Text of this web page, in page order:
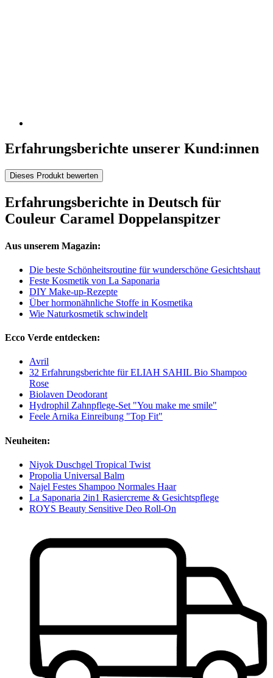
Erfahrungsberichte unserer Kund:innen
Dieses Produkt bewerten
Erfahrungsberichte in Deutsch für
Couleur Caramel Doppelanspitzer
Aus unserem Magazin:
Die beste Schönheitsroutine für wunderschöne Gesichtshaut
Feste Kosmetik von La Saponaria
DIY Make-up-Rezepte
Über hormonähnliche Stoffe in Kosmetika
Wie Naturkosmetik schwindelt
Ecco Verde entdecken:
Avril
32 Erfahrungsberichte für ELIAH SAHIL Bio Shampoo
Rose
Biolaven Deodorant
Hydrophil Zahnpflege-Set "You make me smile"
Feele Arnika Einreibung "Top Fit"
Neuheiten:
Niyok Duschgel Tropical Twist
Propolia Universal Balm
Najel Festes Shampoo Normales Haar
La Saponaria 2in1 Rasiercreme & Gesichtspflege
ROYS Beauty Sensitive Deo Roll-On